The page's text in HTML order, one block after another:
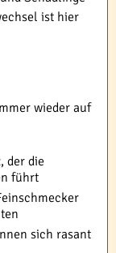
ist hier
wieder auf
der die
führt
sich rasant